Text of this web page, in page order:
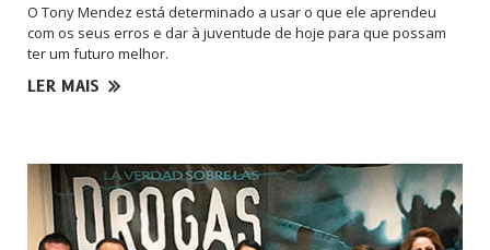
O Tony Mendez está determinado a usar o que ele aprendeu
com os seus erros e dar à juventude de hoje para que possam
ter um futuro melhor.
LER MAIS